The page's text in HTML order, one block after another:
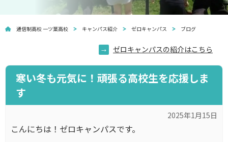
通信制高校 一ツ葉高校 キャンパス紹介 ゼロキャンパス ブログ
ゼロキャンパスの紹介はこちら
寒い冬も元気に！頑張る高校生を応援しま
す
2025年1月15日
こんにちは！ゼロキャンパスです。